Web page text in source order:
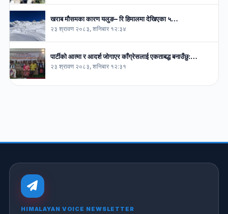
खराब मौसमका कारण यलुङ– रि हिमालमा देखिएका ५…
२३ श्रावण २०८३, शनिबार १२:३४
पार्टीको आत्मा र आदर्श जोगाएर काँग्रेसलाई एकताबद्ध बनाउँछु:…
२३ श्रावण २०८३, शनिबार १२:३१
HIMALAYAN VOICE NEWSLETTER